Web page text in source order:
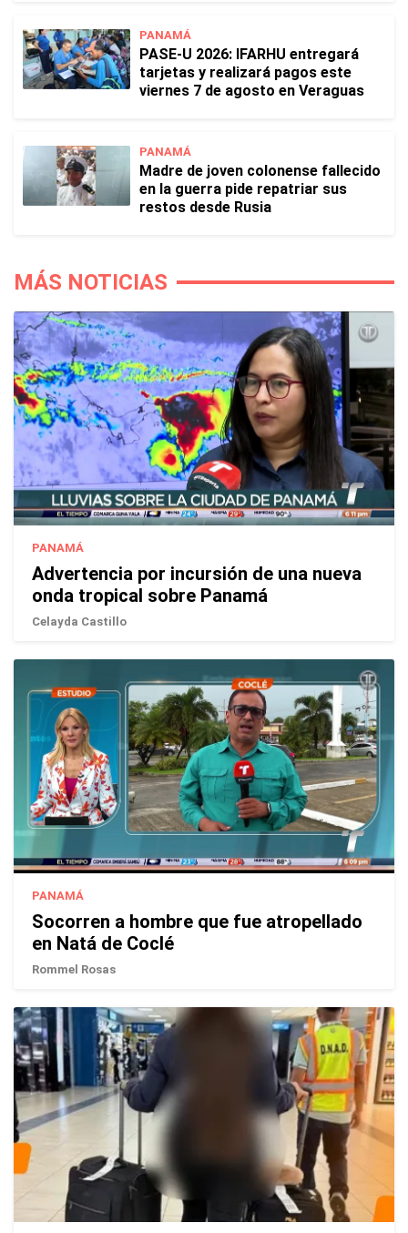
PANAMÁ
PASE-U 2026: IFARHU entregará
tarjetas y realizará pagos este
viernes 7 de agosto en Veraguas
PANAMÁ
Madre de joven colonense fallecido
en la guerra pide repatriar sus
restos desde Rusia
MÁS NOTICIAS
PANAMÁ
Advertencia por incursión de una nueva
onda tropical sobre Panamá
Celayda Castillo
PANAMÁ
Socorren a hombre que fue atropellado
en Natá de Coclé
Rommel Rosas